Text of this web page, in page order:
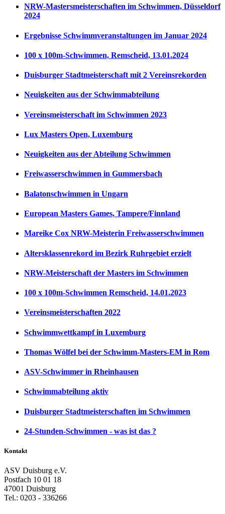
NRW-Mastersmeisterschaften im Schwimmen, Düsseldorf
2024
Ergebnisse Schwimmveranstaltungen im Januar 2024
100 x 100m-Schwimmen, Remscheid, 13.01.2024
Duisburger Stadtmeisterschaft mit 2 Vereinsrekorden
Neuigkeiten aus der Schwimmabteilung
Vereinsmeisterschaft im Schwimmen 2023
Lux Masters Open, Luxemburg
Neuigkeiten aus der Abteilung Schwimmen
Freiwasserschwimmen in Gummersbach
Balatonschwimmen in Ungarn
European Masters Games, Tampere/Finnland
Mareike Cox NRW-Meisterin Freiwasserschwimmen
Altersklassenrekord im Bezirk Ruhrgebiet erzielt
NRW-Meisterschaft der Masters im Schwimmen
100 x 100m-Schwimmen Remscheid, 14.01.2023
Vereinsmeisterschaften 2022
Schwimmwettkampf in Luxemburg
Thomas Wölfel bei der Schwimm-Masters-EM in Rom
ASV-Schwimmer in Rheinhausen
Schwimmabteilung aktiv
Duisburger Stadtmeisterschaften im Schwimmen
24-Stunden-Schwimmen - was ist das ?
Kontakt
ASV Duisburg e.V.
Postfach 10 01 18
47001 Duisburg
Tel.: 0203 - 336266